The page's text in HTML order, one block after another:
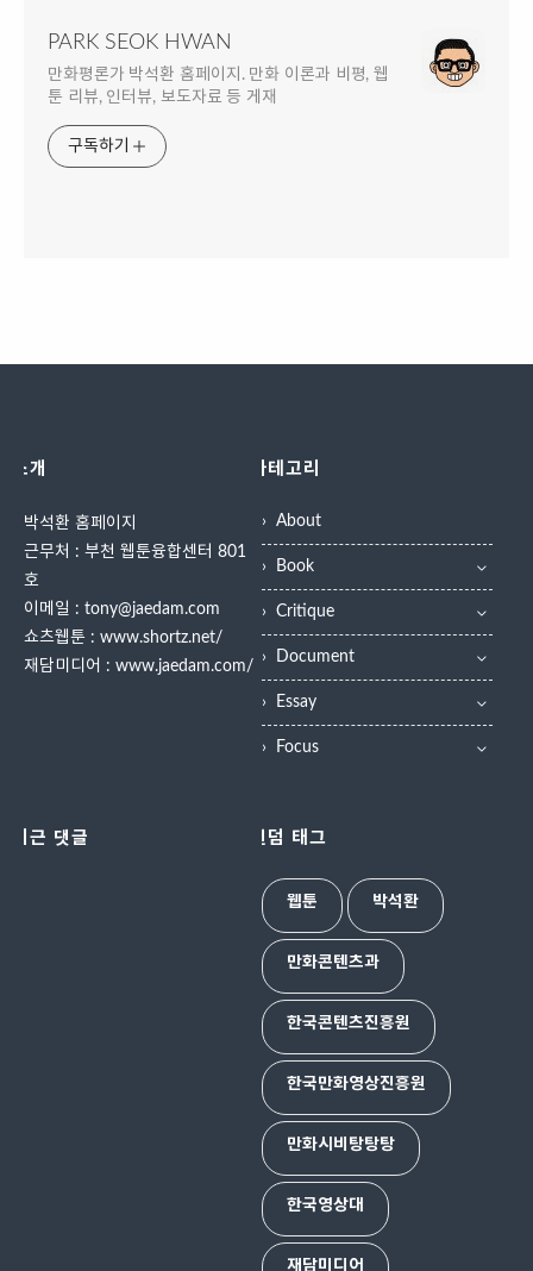
PARK SEOK HWAN
만화평론가 박석환 홈페이지. 만화 이론과 비평, 웹
툰 리뷰, 인터뷰, 보도자료 등 게재
구독하기
소개
박석환 홈페이지
근무처 : 부천 웹툰융합센터 801
호
이메일 : tony@jaedam.com
쇼츠웹툰 : www.shortz.net/
재담미디어 : www.jaedam.com/
카테고리
About
Book
Critique
Document
Essay
Focus
최근 댓글 랜덤 태그
웹툰 박석환
만화콘텐츠과
한국콘텐츠진흥원
한국만화영상진흥원
만화시비탕탕탕
한국영상대
재담미디어